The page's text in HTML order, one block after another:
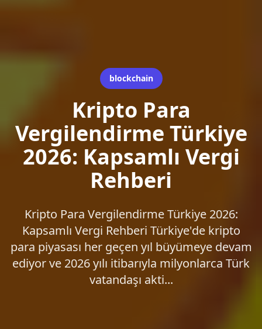
blockchain
Kripto Para
Vergilendirme Türkiye
2026: Kapsamlı Vergi
Rehberi
Kripto Para Vergilendirme Türkiye 2026:
Kapsamlı Vergi Rehberi Türkiye'de kripto
para piyasası her geçen yıl büyümeye devam
ediyor ve 2026 yılı itibarıyla milyonlarca Türk
vatandaşı akti...